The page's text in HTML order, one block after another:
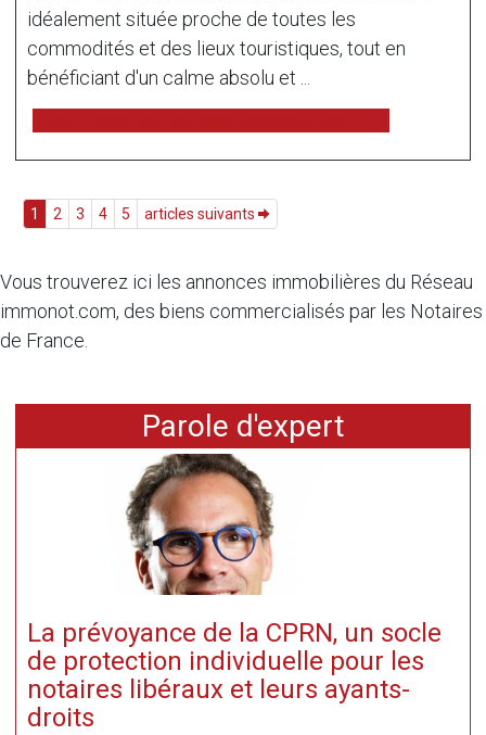
idéalement située proche de toutes les
commodités et des lieux touristiques, tout en
bénéficiant d'un calme absolu et ...
1 2 3 4 5 articles suivants
Vous trouverez ici les annonces immobilières du Réseau
immonot.com, des biens commercialisés par les Notaires
de France.
Parole d'expert
La prévoyance de la CPRN, un socle
de protection individuelle pour les
notaires libéraux et leurs ayants-
droits